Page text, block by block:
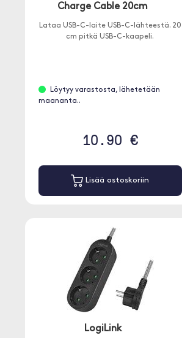
Charge Cable 20cm
Lataa USB-C-laite USB-C-lähteestä. 20
cm pitkä USB-C-kaapeli.
Löytyy varastosta, lähetetään
maananta..
10.90 €
Lisää ostoskoriin
LogiLink